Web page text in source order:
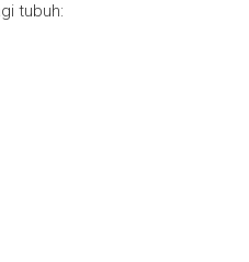
tubuh: